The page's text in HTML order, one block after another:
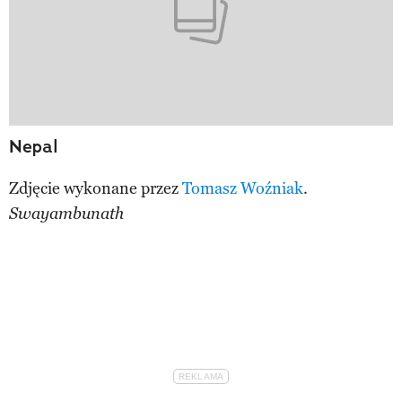
Nepal
Zdjęcie wykonane przezTomasz Woźniak.
Swayambunath